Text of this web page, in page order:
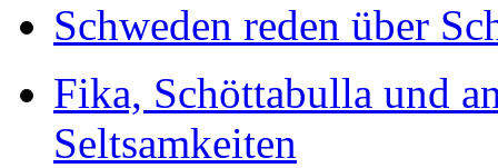
Schweden reden über
Fika, Schöttabulla und
Seltsamkeiten